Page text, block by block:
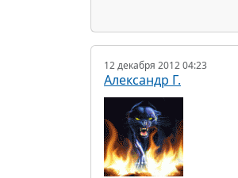
12 декабря 2012 04:23
Александр Г.